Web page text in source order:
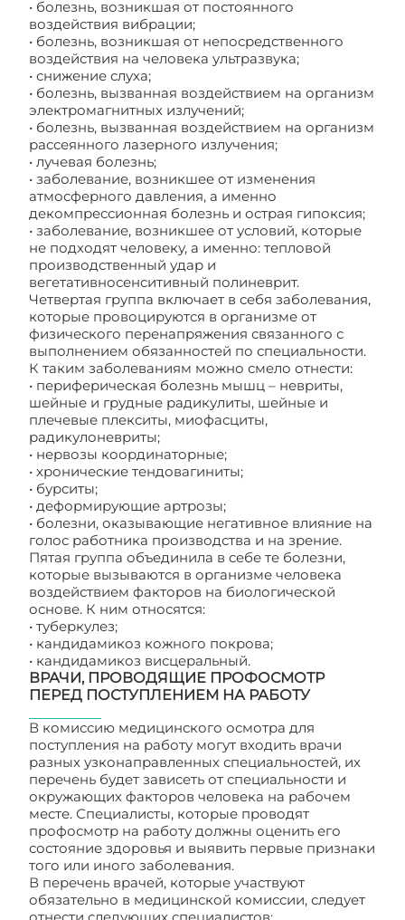
• болезнь, возникшая от постоянного
воздействия вибрации;
• болезнь, возникшая от непосредственного
воздействия на человека ультразвука;
• снижение слуха;
• болезнь, вызванная воздействием на организм
электромагнитных излучений;
• болезнь, вызванная воздействием на организм
рассеянного лазерного излучения;
• лучевая болезнь;
• заболевание, возникшее от изменения
атмосферного давления, а именно
декомпрессионная болезнь и острая гипоксия;
• заболевание, возникшее от условий, которые
не подходят человеку, а именно: тепловой
производственный удар и
вегетативносенситивный полиневрит.
Четвертая группа включает в себя заболевания,
которые провоцируются в организме от
физического перенапряжения связанного с
выполнением обязанностей по специальности.
К таким заболеваниям можно смело отнести:
• периферическая болезнь мышц – невриты,
шейные и грудные радикулиты, шейные и
плечевые плекситы, миофасциты,
радикулоневриты;
• нервозы координаторные;
• хронические тендовагиниты;
• бурситы;
• деформирующие артрозы;
• болезни, оказывающие негативное влияние на
голос работника производства и на зрение.
Пятая группа объединила в себе те болезни,
которые вызываются в организме человека
воздействием факторов на биологической
основе. К ним относятся:
• туберкулез;
• кандидамикоз кожного покрова;
• кандидамикоз висцеральный.
ВРАЧИ, ПРОВОДЯЩИЕ ПРОФОСМОТР
ПЕРЕД ПОСТУПЛЕНИЕМ НА РАБОТУ
В комиссию медицинского осмотра для
поступления на работу могут входить врачи
разных узконаправленных специальностей, их
перечень будет зависеть от специальности и
окружающих факторов человека на рабочем
месте. Специалисты, которые проводят
профосмотр на работу должны оценить его
состояние здоровья и выявить первые признаки
того или иного заболевания.
В перечень врачей, которые участвуют
обязательно в медицинской комиссии, следует